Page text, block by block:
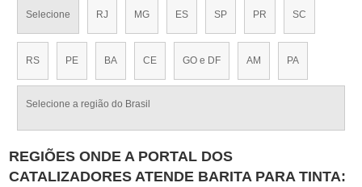
Selecione RJ MG ES SP PR SC
RS PE BA CE GO e DF AM PA
Selecione a região do Brasil
REGIÕES ONDE A PORTAL DOS
CATALIZADORES ATENDE BARITA PARA TINTA: